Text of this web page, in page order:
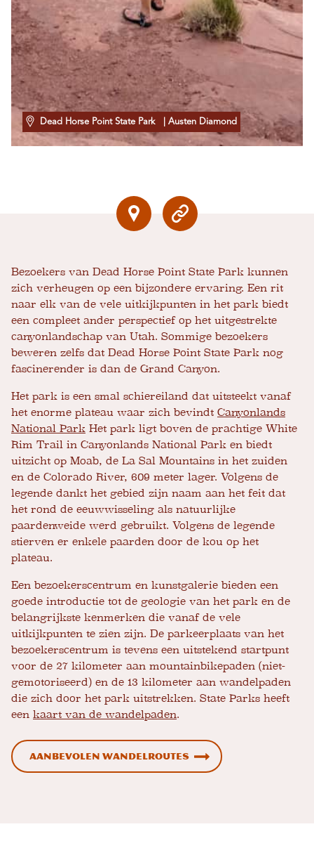
Dead Horse Point State Park | Austen Diamond
Bezoekers van Dead Horse Point State Park kunnen
zich verheugen op een bijzondere ervaring. Een rit
naar elk van de vele uitkijkpunten in het park biedt
een compleet ander perspectief op het uitgestrekte
canyonlandschap van Utah. Sommige bezoekers
beweren zelfs dat Dead Horse Point State Park nog
fascinerender is dan de Grand Canyon.
Het park is een smal schiereiland dat uitsteekt vanaf
het enorme plateau waar zich bevindt Canyonlands
National Park Het park ligt boven de prachtige White
Rim Trail in Canyonlands National Park en biedt
uitzicht op Moab, de La Sal Mountains in het zuiden
en de Colorado River, 609 meter lager. Volgens de
legende dankt het gebied zijn naam aan het feit dat
het rond de eeuwwisseling als natuurlijke
paardenweide werd gebruikt. Volgens de legende
stierven er enkele paarden door de kou op het
plateau.
Een bezoekerscentrum en kunstgalerie bieden een
goede introductie tot de geologie van het park en de
belangrijkste kenmerken die vanaf de vele
uitkijkpunten te zien zijn. De parkeerplaats van het
bezoekerscentrum is tevens een uitstekend startpunt
voor de 27 kilometer aan mountainbikepaden (niet-
gemotoriseerd) en de 13 kilometer aan wandelpaden
die zich door het park uitstrekken. State Parks heeft
een kaart van de wandelpaden.
Aanbevolen wandelroutes